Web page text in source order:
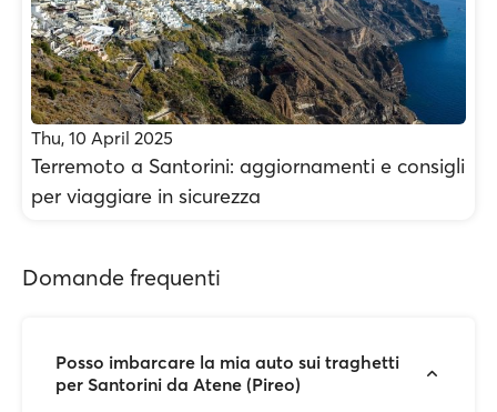
Thu, 10 April 2025
Terremoto a Santorini: aggiornamenti e consigli
per viaggiare in sicurezza
Domande frequenti
Posso imbarcare la mia auto sui traghetti
per Santorini da Atene (Pireo)